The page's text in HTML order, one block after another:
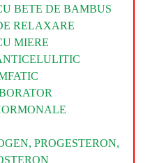
BETE DE BAMBUS
RELAXARE
MIERE
PROGESTERON,